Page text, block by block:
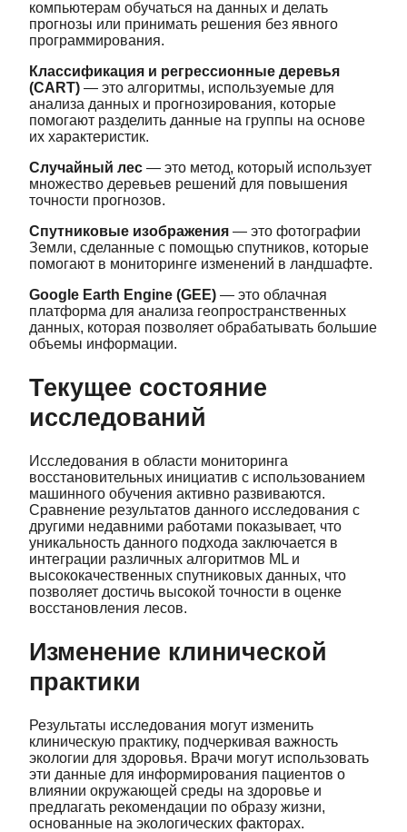
компьютерам обучаться на данных и делать
прогнозы или принимать решения без явного
программирования.
Классификация и регрессионные деревья
(CART) — это алгоритмы, используемые для
анализа данных и прогнозирования, которые
помогают разделить данные на группы на основе
их характеристик.
Случайный лес — это метод, который использует
множество деревьев решений для повышения
точности прогнозов.
Спутниковые изображения — это фотографии
Земли, сделанные с помощью спутников, которые
помогают в мониторинге изменений в ландшафте.
Google Earth Engine (GEE) — это облачная
платформа для анализа геопространственных
данных, которая позволяет обрабатывать большие
объемы информации.
Текущее состояние
исследований
Исследования в области мониторинга
восстановительных инициатив с использованием
машинного обучения активно развиваются.
Сравнение результатов данного исследования с
другими недавними работами показывает, что
уникальность данного подхода заключается в
интеграции различных алгоритмов ML и
высококачественных спутниковых данных, что
позволяет достичь высокой точности в оценке
восстановления лесов.
Изменение клинической
практики
Результаты исследования могут изменить
клиническую практику, подчеркивая важность
экологии для здоровья. Врачи могут использовать
эти данные для информирования пациентов о
влиянии окружающей среды на здоровье и
предлагать рекомендации по образу жизни,
основанные на экологических факторах.